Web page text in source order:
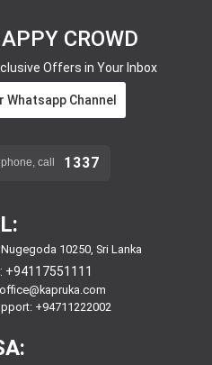
CROWD
Offers in Your Inbox
Whatsapp Channel
call 1337
10250, Sri Lanka
+94117551111
+94711222002